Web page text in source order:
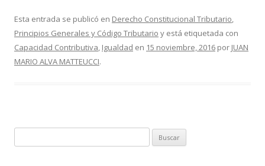
e
b
o
itt
er
m
p
ar
Esta entrada se publicó en Derecho Constitucional Tributario,
Principios Generales y Código Tributario y está etiquetada con
Capacidad Contributiva, Igualdad en 15 noviembre, 2016 por JUAN
MARIO ALVA MATTEUCCI.
u